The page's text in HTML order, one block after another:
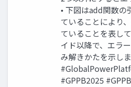
• 下図はadd関数の
ていることにより
ていることを表し
イド以降で、エラ
み解きかたを示しま
#GPPB2025